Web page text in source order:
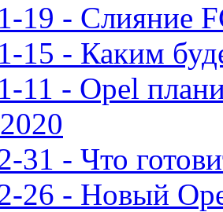
19 - Слияние
15 - Каким
11 - Opel
31 - Что
26 - Новый